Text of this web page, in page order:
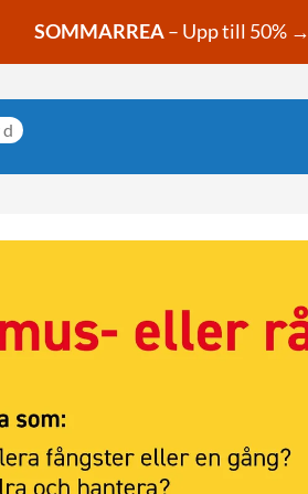
SOMMARREA– Upp till 50% →